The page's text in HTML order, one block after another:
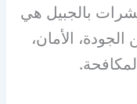
بالجبيل هي
الأمان،